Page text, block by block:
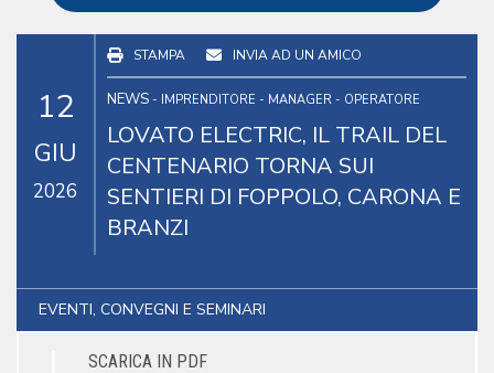
12
GIU
2026
STAMPA INVIA AD UN AMICO
NEWS - IMPRENDITORE - MANAGER - OPERATORE
LOVATO ELECTRIC, IL TRAIL DEL
CENTENARIO TORNA SUI
SENTIERI DI FOPPOLO, CARONA E
BRANZI
EVENTI, CONVEGNI E SEMINARI
SCARICA IN PDF